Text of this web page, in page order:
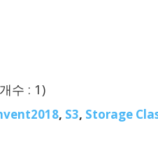
수 : 1)
, S3, Storage